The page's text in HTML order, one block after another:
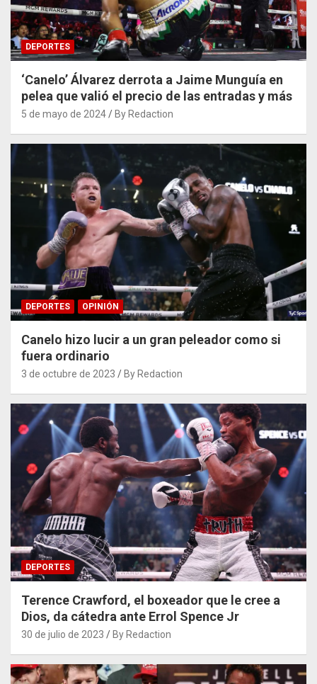
DEPORTES
‘Canelo’ Álvarez derrota a Jaime Munguía en
pelea que valió el precio de las entradas y más
5 de mayo de 2024 By Redaction
DEPORTES OPINIÓN
Canelo hizo lucir a un gran peleador como si
fuera ordinario
3 de octubre de 2023 By Redaction
DEPORTES
Terence Crawford, el boxeador que le cree a
Dios, da cátedra ante Errol Spence Jr
30 de julio de 2023 By Redaction